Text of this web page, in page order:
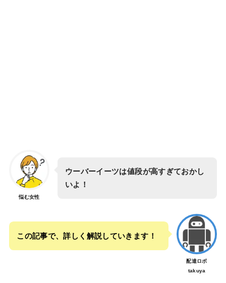
悩む女性
ウーバーイーツは値段が高すぎておかし
いよ！
配達ロボ
takuya
この記事で、詳しく解説していきます！